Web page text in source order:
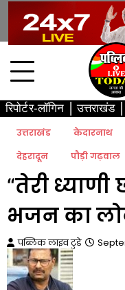
content
रिपोर्टर-लॉगिन उत्तराखंड
उत्तराखंड केदारनाथ
देहरादून
पौड़ी गढ़वाल
“तेरी
भजन का
पब्लिक लाइव टुडे